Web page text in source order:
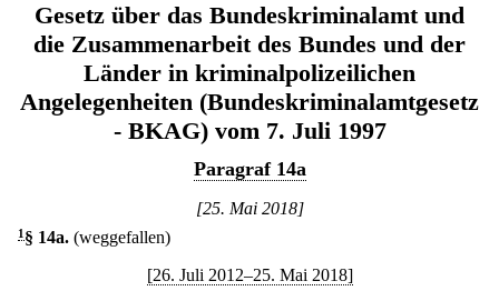
Gesetz über das Bundeskriminalamt und
die Zusammenarbeit des Bundes und der
Länder in kriminalpolizeilichen
Angelegenheiten (Bundeskriminalamtgesetz
- BKAG) vom 7. Juli 1997
Paragraf 14a
[25. Mai 2018]
1 § 14a. (weggefallen)
[26. Juli 2012–25. Mai 2018]